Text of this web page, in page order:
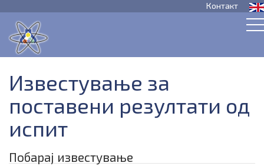
Контакт
Известување за
поставени резултати од
испит
Побарај известување